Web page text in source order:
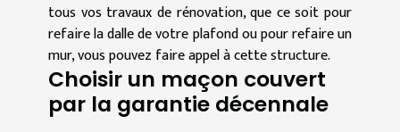
tous vos travaux de rénovation, que ce soit pour
refaire la dalle de votre plafond ou pour refaire un
mur, vous pouvez faire appel à cette structure.
Choisir un maçon couvert
par la garantie décennale